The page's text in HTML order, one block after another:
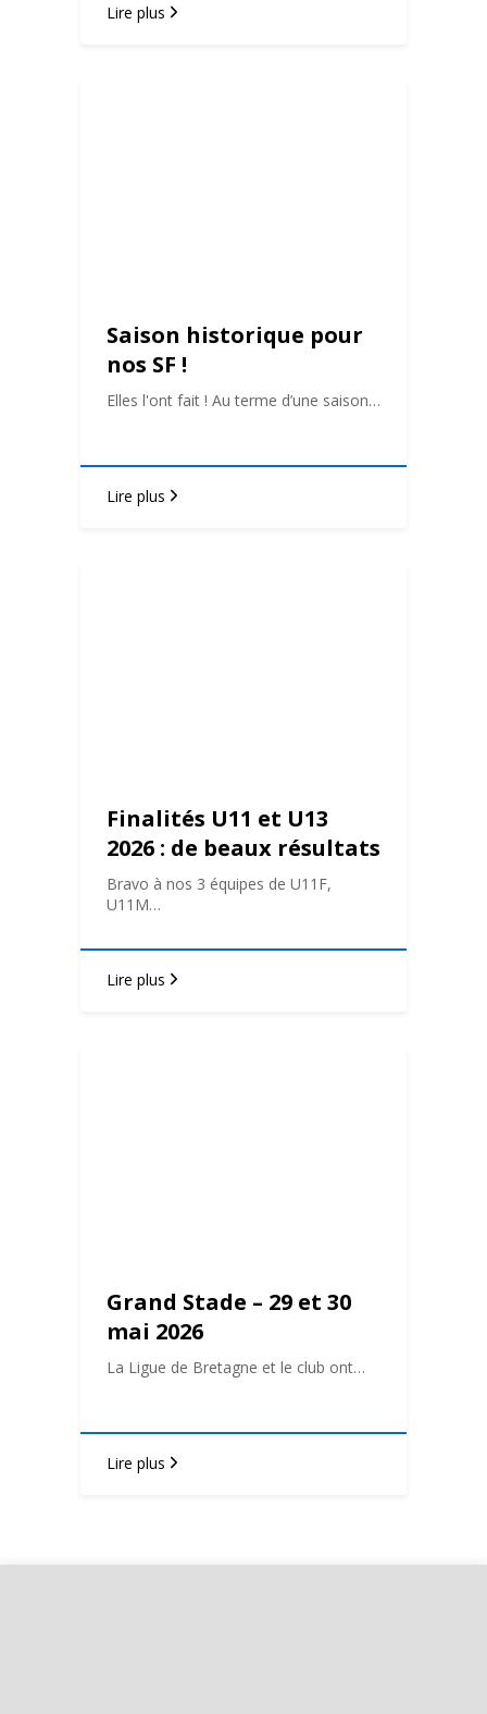
Lire plus
Saison historique pour
nos SF !
Elles l'ont fait ! Au terme d’une saison…
Lire plus
Finalités U11 et U13
2026 : de beaux résultats
au BAHB !
Bravo à nos 3 équipes de U11F,
U11M…
Lire plus
Grand Stade – 29 et 30
mai 2026
La Ligue de Bretagne et le club ont…
Lire plus